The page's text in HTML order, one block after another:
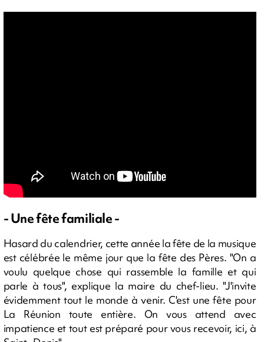
- Une fête familiale -
Hasard du calendrier, cette année la fête de la musique
est célébrée le même jour que la fête des Pères. "On a
voulu quelque chose qui rassemble la famille et qui
parle à tous", explique la maire du chef-lieu. "J'invite
évidemment tout le monde à venir. C'est une fête pour
La Réunion toute entière. On vous attend avec
impatience et tout est préparé pour vous recevoir, ici, à